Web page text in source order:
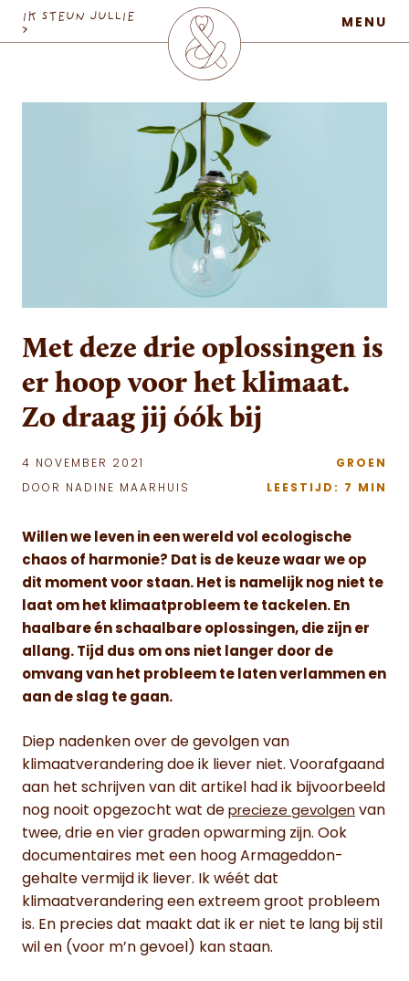
MaatschapWij
MENU
IK STEUN JULLIE
>
Met deze drie oplossingen is
er hoop voor het klimaat.
Zo draag jij óók bij
4 NOVEMBER 2021
DOOR NADINE MAARHUIS
GROEN
LEESTIJD: 7 MIN
Willen we leven in een wereld vol ecologische
chaos of harmonie? Dat is de keuze waar we op
dit moment voor staan. Het is namelijk nog niet te
laat om het klimaatprobleem te tackelen. En
haalbare én schaalbare oplossingen, die zijn er
allang. Tijd dus om ons niet langer door de
omvang van het probleem te laten verlammen en
aan de slag te gaan.
Diep nadenken over de gevolgen van
klimaatverandering doe ik liever niet. Voorafgaand
aan het schrijven van dit artikel had ik bijvoorbeeld
nog nooit opgezocht wat de precieze gevolgen van
twee, drie en vier graden opwarming zijn. Ook
documentaires met een hoog Armageddon-
gehalte vermijd ik liever. Ik wéét dat
klimaatverandering een extreem groot probleem
is. En precies dat maakt dat ik er niet te lang bij stil
wil en (voor m’n gevoel) kan staan.